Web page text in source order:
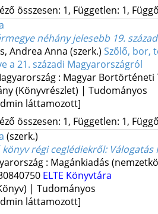
összesen: 1, Független: 1,
néhány jelesebb 19.
Andrea Anna (szerk.) Szőlő, bor,
a 21. századi Magyarországról
: Magyar Bortörténeti
(Könyvrészlet) | Tudományos
láttamozott]
összesen: 1, Független: 1,
(szerk.)
régi ceglédiekről: Válogatás
: Magánkiadás
ELTE Könyvtára
| Tudományos
láttamozott]